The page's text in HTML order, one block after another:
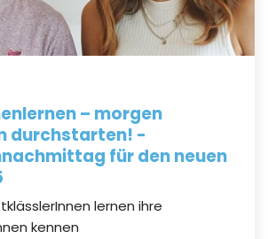
– morgen
durchstarten! -
für den neuen
lernen ihre
kennen